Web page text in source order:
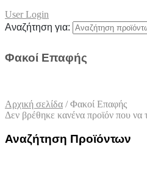
User Login
Αναζήτηση για:
Φακοί Επαφής
Αρχική σελίδα /Φακοί Επαφής
Δεν βρέθηκε κανένα προϊόν που να
Αναζήτηση Προϊόντων